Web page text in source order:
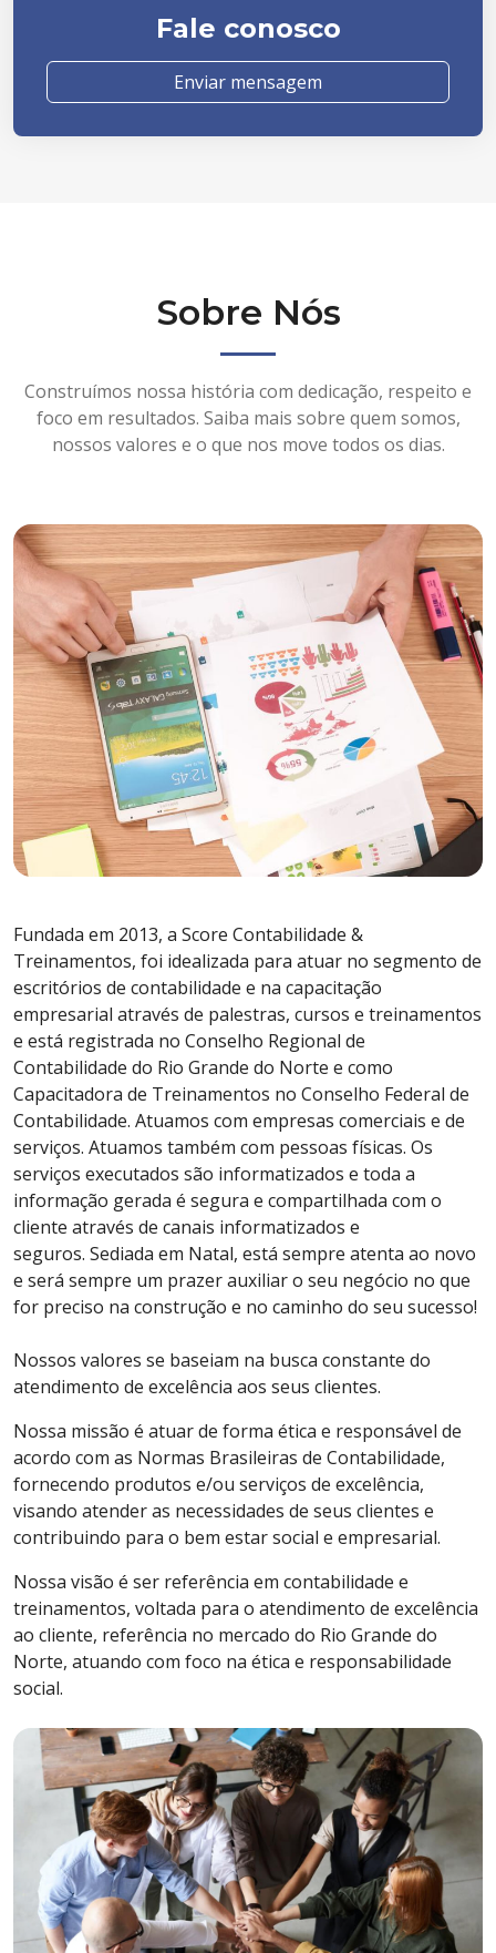
Fale conosco
Enviar mensagem
Sobre Nós
Construímos nossa história com dedicação, respeito e
foco em resultados. Saiba mais sobre quem somos,
nossos valores e o que nos move todos os dias.
Fundada em 2013, a Score Contabilidade &
Treinamentos, foi idealizada para atuar no segmento de
escritórios de contabilidade e na capacitação
empresarial através de palestras, cursos e treinamentos
e está registrada no Conselho Regional de
Contabilidade do Rio Grande do Norte e como
Capacitadora de Treinamentos no Conselho Federal de
Contabilidade. Atuamos com empresas comerciais e de
serviços. Atuamos também com pessoas físicas. Os
serviços executados são informatizados e toda a
informação gerada é segura e compartilhada com o
cliente através de canais informatizados e
seguros. Sediada em Natal, está sempre atenta ao novo
e será sempre um prazer auxiliar o seu negócio no que
for preciso na construção e no caminho do seu sucesso!
Nossos valores se baseiam na busca constante do
atendimento de excelência aos seus clientes.
Nossa missão é atuar de forma ética e responsável de
acordo com as Normas Brasileiras de Contabilidade,
fornecendo produtos e/ou serviços de excelência,
visando atender as necessidades de seus clientes e
contribuindo para o bem estar social e empresarial.
Nossa visão é ser referência em contabilidade e
treinamentos, voltada para o atendimento de excelência
ao cliente, referência no mercado do Rio Grande do
Norte, atuando com foco na ética e responsabilidade
social.